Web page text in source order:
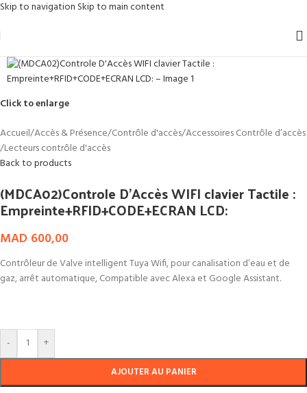
Skip to navigation Skip to main content
Click to enlarge
Accueil/Accès & Présence/Contrôle d'accès/Accessoires Contrôle d’accès
/Lecteurs contrôle d'accès
Back to products
(MDCA02)Controle D’Accès WIFI clavier Tactile :
Empreinte+RFID+CODE+ECRAN LCD:
MAD 600,00
Contrôleur de Valve intelligent Tuya Wifi, pour canalisation d’eau et de
gaz, arrêt automatique, Compatible avec Alexa et Google Assistant.
- +
AJOUTER AU PANIER